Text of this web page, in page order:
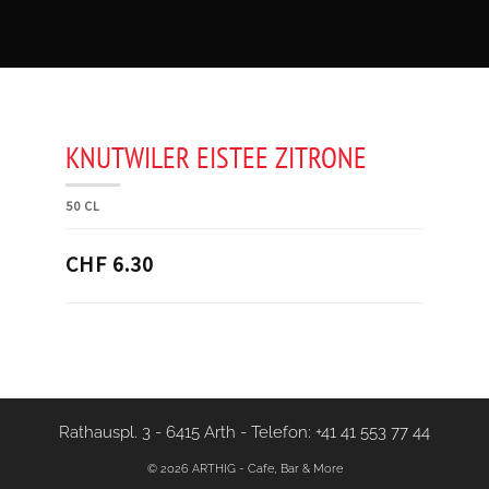
KNUTWILER EISTEE ZITRONE
50 CL
CHF 6.30
Rathauspl. 3 - 6415 Arth - Telefon: +41 41 553 77 44
© 2026 ARTHIG - Cafe, Bar & More